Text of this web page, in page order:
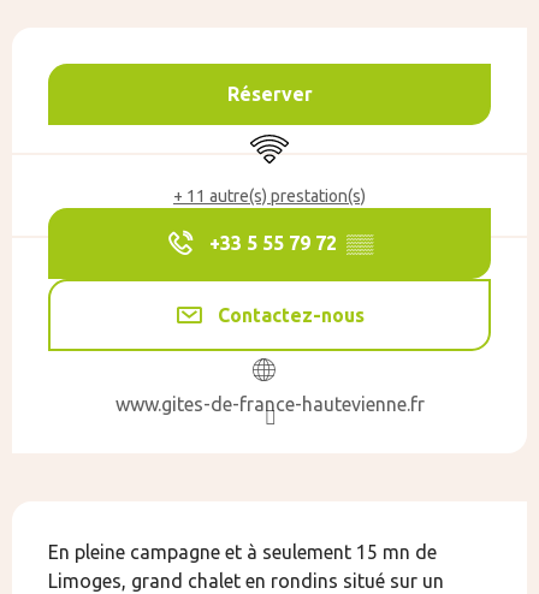
Ouverture et coordonnées
Réserver
WiFi
+ 11 autre(s) prestation(s)
+33 5 55 79 72 ▒▒
Contactez-nous
www.gites-de-france-hautevienne.fr
En pleine campagne et à seulement 15 mn de
Limoges, grand chalet en rondins situé sur un